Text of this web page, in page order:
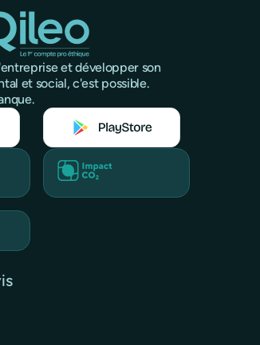
et développer son
et social, c'est possible.